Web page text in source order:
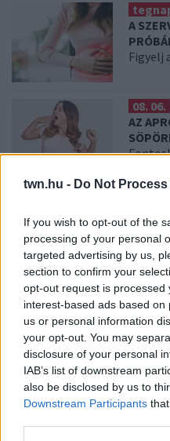
twn.hu - Do Not
If you wish to opt-out of the
processing of your personal
targeted advertising by us,
section to confirm your
opt-out request is processed
interest-based ads based
us or personal information
your opt-out. You may
disclosure of your personal
IAB’s list of downstream
also be disclosed by us to
Downstream Participants
A
Figyelj
08. 06.
AZ
Fontos!
A
08. 04.
NEM ECETTEL ÉS
EZZEL LESZ ÚJRA
A legjobb trükk
08. 03.
HA MINDIG EZT A
RENDKÍVÜL MAGAS
Te szoktad?
08. 02.
SOKAN ROSSZUL